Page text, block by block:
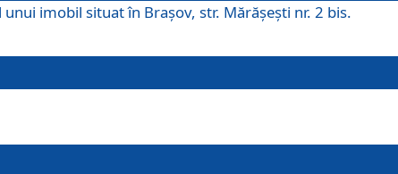
imobil situat în Braşov, str. Mărăşeşti nr. 2 bis.